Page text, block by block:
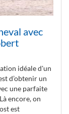
avec
idéale d'un
d’obtenir un
une parfaite
encore, on
est